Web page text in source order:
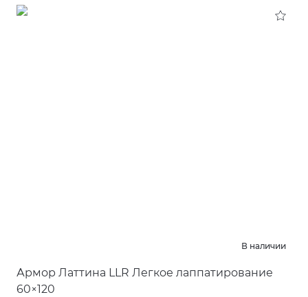
В наличии
Армор Латтина LLR Легкое лаппатирование
60×120